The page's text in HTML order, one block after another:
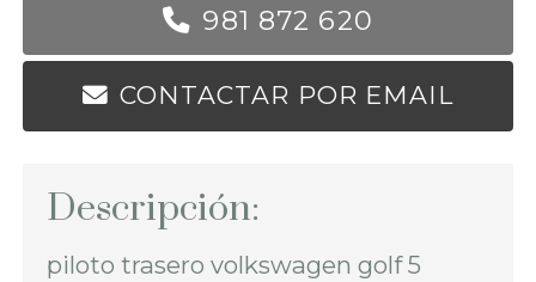
981 872 620
CONTACTAR POR EMAIL
Descripción:
piloto trasero volkswagen golf 5